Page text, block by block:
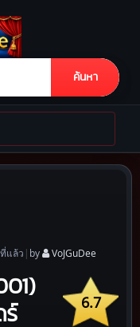
ค้นหา
ที่แล้ว | by VoJGuDee
6.7
ร์